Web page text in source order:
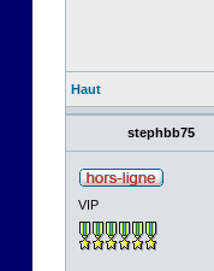
Haut
stephbb75
VIP